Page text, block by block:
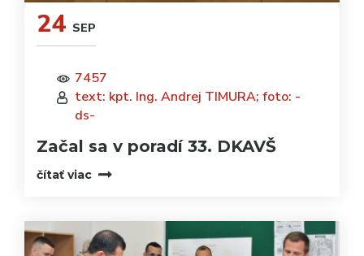
24 SEP
7457
text: kpt. Ing. Andrej TIMURA; foto: -
ds-
Začal sa v poradí 33. DKAVŠ
čítať viac